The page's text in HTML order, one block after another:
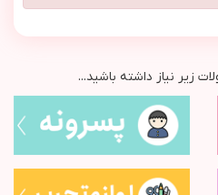
زیر نیاز داشته باشید...